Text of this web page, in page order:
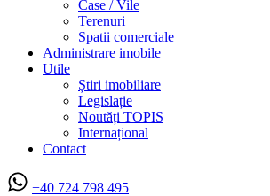
Case / Vile
Terenuri
Spatii comerciale
Administrare imobile
Utile
Știri imobiliare
Legislație
Noutăți TOPIS
Internațional
Contact
+40 724 798 495